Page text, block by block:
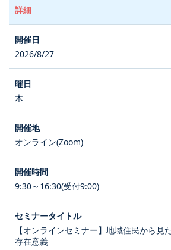
詳細
2026/8/27
木
オンライン(Zoom)
9:30～16:30(受付9:00)
【オンラインセミナー】地域住民から見
存在意義